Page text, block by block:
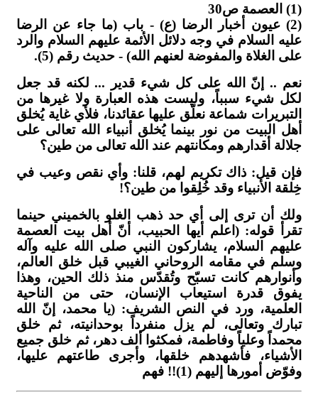
(1) العصمة ص30
(2) عيون أخبار الرضا (ع) - باب (ما جاء عن الرضا
عليه السلام في وجه دلائل الأئمة عليهم السلام والرد
على الغلاة والمفوضة لعنهم الله) - حديث رقم (5).
نعم .. إنّ الله على كل شيء قدير ... لكنه قد جعل
لكل شيء سبباً، وليست هذه العبارة ولا غيرها من
التبريرات شماعة نعلّق عليها عقائدنا، فلأي غاية يُخلق
أهل البيت من نور بينما يُخلق أنبياء الله تعالى على
جلالة أقدارهم ومكانتهم عند الله تعالى من طين؟
فإن قيل: ذاك تكريم لهم، قلنا: وأي نقص وعيب في
خِلقة الأنبياء وقد خُلِقوا من طين؟!
ولك أن ترى إلى أي حد ذهب الغلو بالخميني حينما
تقرأ قوله: (اعلم أيها الحبيب، أنّ أهل بيت العصمة
عليهم السلام، يشاركون النبي صلى الله عليه وآله
وسلم في مقامه الروحاني الغيبي قبل خلق العالم،
وأنوارهم كانت تسبّح وتُقدّس منذ ذلك الحين، وهذا
يفوق قدرة استيعاب الإنسان، حتى من الناحية
العلمية، ورد في النص الشريف: (يا محمد، إنّ الله
تبارك وتعالى، لم يزل منفرداً بوحدانيته، ثم خلق
محمداً وعلياً وفاطمة، فمكثوا ألف دهر، ثم خلق جميع
الأشياء، فأشهدهم خلقها، وأجرى طاعتهم عليها،
وفوّض أمورها إليهم (1)!! فهم